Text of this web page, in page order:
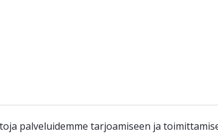
palveluidemme tarjoamiseen ja